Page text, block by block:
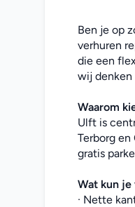
Ben je op
verhuren
die een
wij denken
Waarom
Ulft is
Terborg
gratis
Wat kun
· Nette